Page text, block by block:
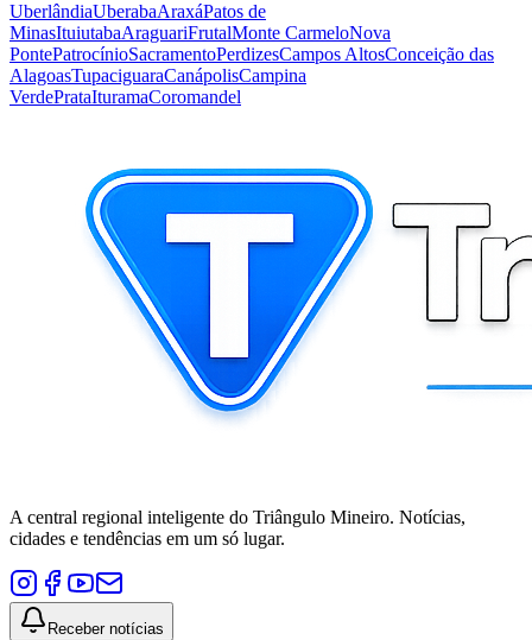
UberlândiaUberabaAraxáPatos de
MinasItuiutabaAraguariFrutalMonte CarmeloNova
PontePatrocínioSacramentoPerdizesCampos AltosConceição das
AlagoasTupaciguaraCanápolisCampina
VerdePrataIturamaCoromandel
A central regional inteligente do Triângulo Mineiro. Notícias,
cidades e tendências em um só lugar.
Receber notícias